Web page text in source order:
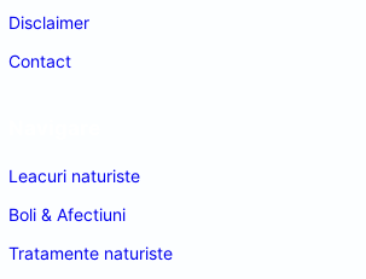
Disclaimer
Contact
Leacuri naturiste
Boli & Afectiuni
Tratamente naturiste